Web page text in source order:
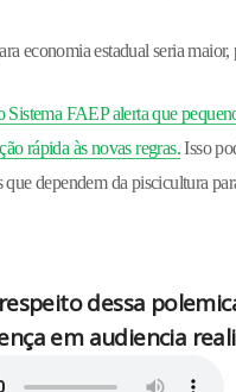
economia estadual seria
Sistema FAEP alerta que
rápida às novas regras.Isso
dependem da piscicultura
dessa
em audiencia